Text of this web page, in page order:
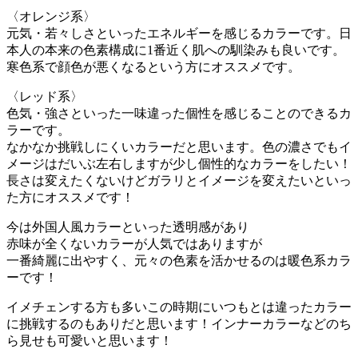
〈オレンジ系〉
元気・若々しさといったエネルギーを感じるカラーです。日
本人の本来の色素構成に1番近く肌への馴染みも良いです。
寒色系で顔色が悪くなるという方にオススメです。
〈レッド系〉
色気・強さといった一味違った個性を感じることのできるカ
ラーです。
なかなか挑戦しにくいカラーだと思います。色の濃さでもイ
メージはだいぶ左右しますが少し個性的なカラーをしたい！
長さは変えたくないけどガラリとイメージを変えたいといっ
た方にオススメです！
今は外国人風カラーといった透明感があり
赤味が全くないカラーが人気ではありますが
一番綺麗に出やすく、元々の色素を活かせるのは暖色系カラ
ーです！
イメチェンする方も多いこの時期にいつもとは違ったカラー
に挑戦するのもありだと思います！インナーカラーなどのち
ら見せも可愛いと思います！